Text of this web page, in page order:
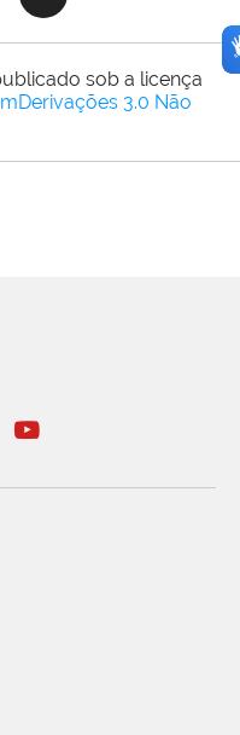
sob a licença
3.0 Não